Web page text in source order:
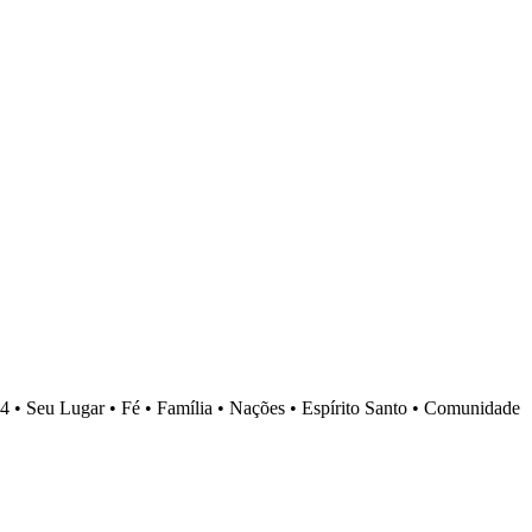
• Seu Lugar • Fé • Família • Nações • Espírito Santo • Comunidade